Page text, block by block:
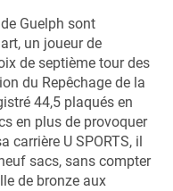
Guelph sont
un joueur de
de septième tour des
du Repêchage de la
44,5 plaqués en
en plus de provoquer
carrière U SPORTS, il
sacs, sans compter
de bronze aux